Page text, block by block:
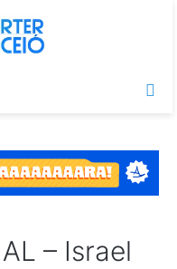
– Israel